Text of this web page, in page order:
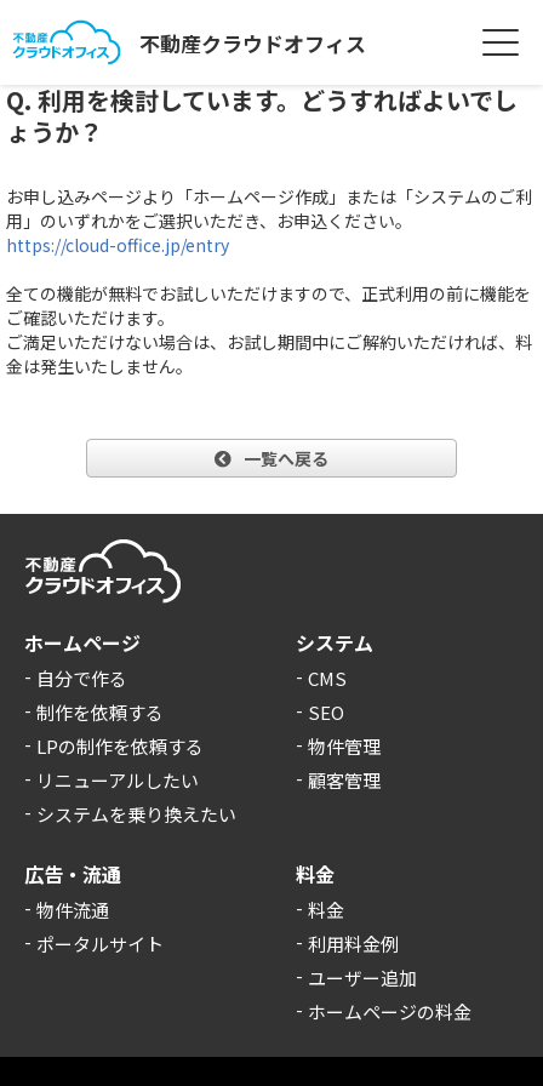
不動産クラウドオフィス
Q. 利用を検討しています。どうすればよいでし
ょうか？
お申し込みページより「ホームページ作成」または「システムのご利
用」のいずれかをご選択いただき、お申込ください。
https://cloud-office.jp/entry
全ての機能が無料でお試しいただけますので、正式利用の前に機能を
ご確認いただけます。
ご満足いただけない場合は、お試し期間中にご解約いただければ、料
金は発生いたしません。
一覧へ戻る
ホームページ
自分で作る
制作を依頼する
LPの制作を依頼する
リニューアルしたい
システムを乗り換えたい
システム
CMS
SEO
物件管理
顧客管理
広告・流通
物件流通
ポータルサイト
料金
料金
利用料金例
ユーザー追加
ホームページの料金